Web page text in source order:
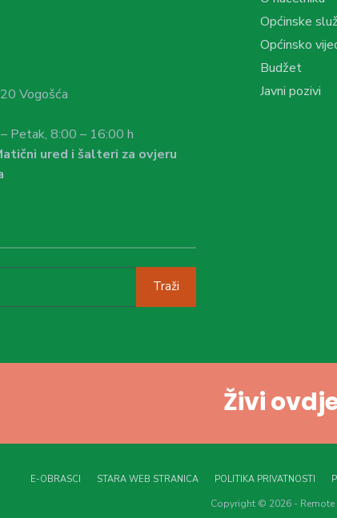
Vogošća
Petak, 8:00 – 16:00 h
ured i šalteri za ovjeru
Traži
Općinske
Općinsko
Budžet
Javni pozivi
Živi
E-OBRASCI STARA WEB STRANICA POLITIKA PRIVATNOSTI
Copyright © 2026 - Remote